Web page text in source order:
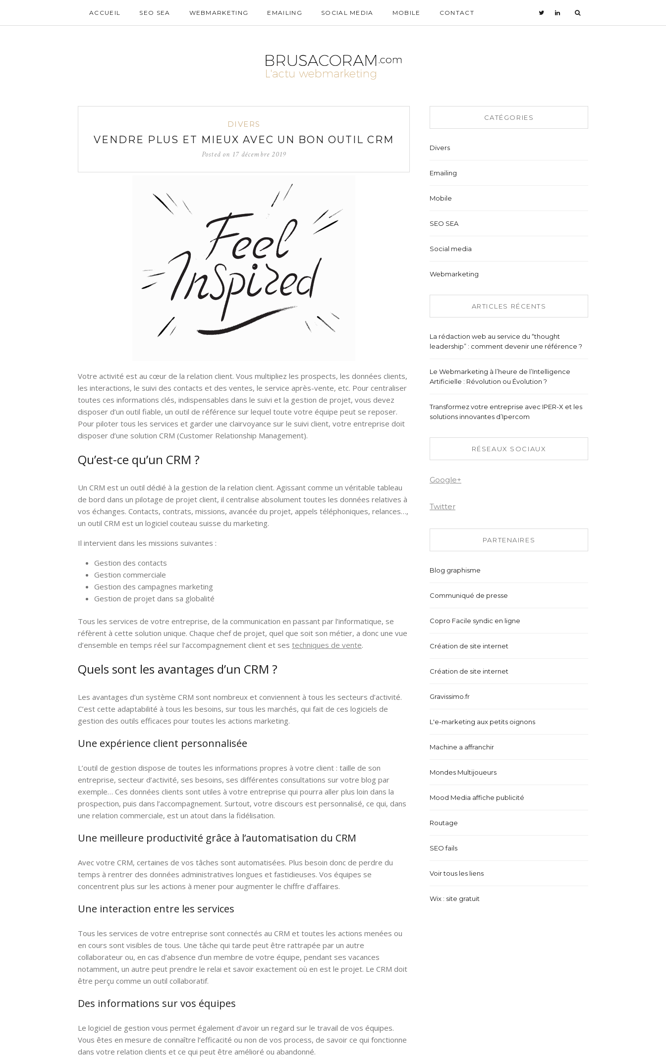
ACCUEIL SEO SEA WEBMARKETING EMAILING SOCIAL MEDIA MOBILE CONTACT
DIVERS
VENDRE PLUS ET MIEUX AVEC UN BON OUTIL CRM
Posted on 17 décembre 2019
Votre activité est au cœur de la relation client. Vous multipliez les prospects, les données clients,
les interactions, le suivi des contacts et des ventes, le service après-vente, etc. Pour centraliser
toutes ces informations clés, indispensables dans le suivi et la gestion de projet, vous devez
disposer d’un outil fiable, un outil de référence sur lequel toute votre équipe peut se reposer.
Pour piloter tous les services et garder une clairvoyance sur le suivi client, votre entreprise doit
disposer d’une solution CRM (Customer Relationship Management).
Qu’est-ce qu’un CRM ?
Un CRM est un outil dédié à la gestion de la relation client. Agissant comme un véritable tableau
de bord dans un pilotage de projet client, il centralise absolument toutes les données relatives à
vos échanges. Contacts, contrats, missions, avancée du projet, appels téléphoniques, relances…,
un outil CRM est un logiciel couteau suisse du marketing.
Il intervient dans les missions suivantes :
Gestion des contacts
Gestion commerciale
Gestion des campagnes marketing
Gestion de projet dans sa globalité
Tous les services de votre entreprise, de la communication en passant par l’informatique, se
réfèrent à cette solution unique. Chaque chef de projet, quel que soit son métier, a donc une vue
d’ensemble en temps réel sur l’accompagnement client et ses techniques de vente.
Quels sont les avantages d’un CRM ?
Les avantages d’un système CRM sont nombreux et conviennent à tous les secteurs d’activité.
C’est cette adaptabilité à tous les besoins, sur tous les marchés, qui fait de ces logiciels de
gestion des outils efficaces pour toutes les actions marketing.
Une expérience client personnalisée
L’outil de gestion dispose de toutes les informations propres à votre client : taille de son
entreprise, secteur d’activité, ses besoins, ses différentes consultations sur votre blog par
exemple… Ces données clients sont utiles à votre entreprise qui pourra aller plus loin dans la
prospection, puis dans l’accompagnement. Surtout, votre discours est personnalisé, ce qui, dans
une relation commerciale, est un atout dans la fidélisation.
Une meilleure productivité grâce à l’automatisation du CRM
Avec votre CRM, certaines de vos tâches sont automatisées. Plus besoin donc de perdre du
temps à rentrer des données administratives longues et fastidieuses. Vos équipes se
concentrent plus sur les actions à mener pour augmenter le chiffre d’affaires.
Une interaction entre les services
Tous les services de votre entreprise sont connectés au CRM et toutes les actions menées ou
en cours sont visibles de tous. Une tâche qui tarde peut être rattrapée par un autre
collaborateur ou, en cas d’absence d’un membre de votre équipe, pendant ses vacances
notamment, un autre peut prendre le relai et savoir exactement où en est le projet. Le CRM doit
être perçu comme un outil collaboratif.
Des informations sur vos équipes
Le logiciel de gestion vous permet également d’avoir un regard sur le travail de vos équipes.
Vous êtes en mesure de connaître l’efficacité ou non de vos process, de savoir ce qui fonctionne
dans votre relation clients et ce qui peut être amélioré ou abandonné.
CATÉGORIES
Divers
Emailing
Mobile
SEO SEA
Social media
Webmarketing
ARTICLES RÉCENTS
La rédaction web au service du “thought
leadership” : comment devenir une référence ?
Le Webmarketing à l’heure de l’Intelligence
Artificielle : Révolution ou Évolution ?
Transformez votre entreprise avec IPER-X et les
solutions innovantes d’Ipercom
RÉSEAUX SOCIAUX
Google+
Twitter
PARTENAIRES
Blog graphisme
Communiqué de presse
Copro Facile syndic en ligne
Création de site internet
Création de site internet
Gravissimo.fr
L'e-marketing aux petits oignons
Machine a affranchir
Mondes Multijoueurs
Mood Media affiche publicité
Routage
SEO fails
Voir tous les liens
Wix : site gratuit